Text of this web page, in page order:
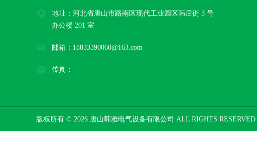
地址：河北省唐山市路南区现代工业园区韩后街 3 号
办公楼 201 室
邮箱：18833390060@163.com
传真：
版权所有 © 2026 唐山韩雅电气设备有限公司 ALL RIGHTS RESERVED